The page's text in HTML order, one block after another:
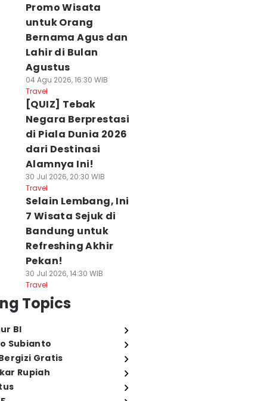
Promo Wisata
untuk Orang
Bernama Agus dan
Lahir di Bulan
Agustus
04 Agu 2026, 16:30 WIB
Travel
[QUIZ] Tebak
Negara Berprestasi
di Piala Dunia 2026
dari Destinasi
Alamnya Ini!
30 Jul 2026, 20:30 WIB
Travel
Selain Lembang, Ini
7 Wisata Sejuk di
Bandung untuk
Refreshing Akhir
Pekan!
30 Jul 2026, 14:30 WIB
Travel
Topics
BI
Subianto
Gratis
Rupiah